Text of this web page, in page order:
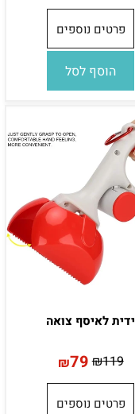
פרטים נוספים
הוסף לסל
ידית לאיסף צואה
₪119
₪79
פרטים נוספים